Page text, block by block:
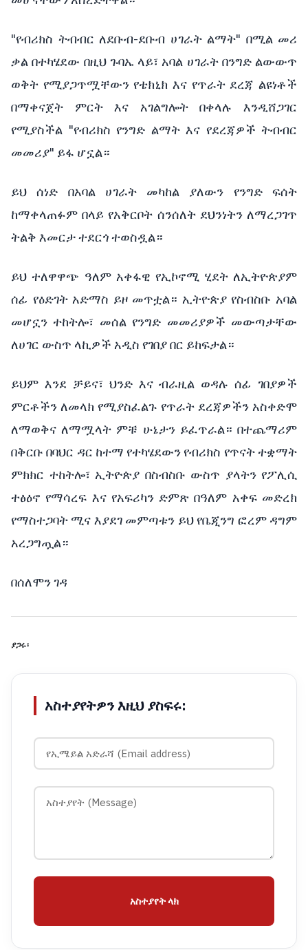
"የብሪክስ ትብብር ለደቡብ-ደቡብ ሀገራት ልማት" በሚል መሪ
ቃል በተካሄደው በዚህ ጉባኤ ላይ፣ አባል ሀገራት በንግድ ልውውጥ
ወቅት የሚያጋጥሟቸውን የቴክኒክ እና የጥራት ደረጃ ልዩነቶች
በማቀናጀት ምርት እና አገልግሎት በቀላሉ እንዲሸጋገር
የሚያስችል "የብሪክስ የንግድ ልማት እና የደረጃዎች ትብብር
መመሪያ" ይፋ ሆኗል።
ይህ ሰነድ በአባል ሀገራት መካከል ያለውን የንግድ ፍሰት
ከማቀላጠፉም በላይ የአቅርቦት ሰንሰለት ደህንነትን ለማረጋገጥ
ትልቅ እመርታ ተደርጎ ተወስዷል።
ይህ ተለዋዋጭ ዓለም አቀፋዊ የኢኮኖሚ ሂደት ለኢትዮጵያም
ሰፊ የዕድገት አድማስ ይዞ መጥቷል። ኢትዮጵያ የስብስቡ አባል
መሆኗን ተከትሎ፣ መሰል የንግድ መመሪያዎች መውጣታቸው
ለሀገር ውስጥ ላኪዎች አዲስ የገበያ በር ይከፍታል።
ይህም እንደ ቻይና፣ ህንድ እና ብራዚል ወዳሉ ሰፊ ገበያዎች
ምርቶችን ለመላክ የሚያስፈልጉ የጥራት ደረጃዎችን አስቀድሞ
ለማወቅና ለማሟላት ምቹ ሁኔታን ይፈጥራል። በተጨማሪም
በቅርቡ በባህር ዳር ከተማ የተካሄደውን የብሪክስ የጥናት ተቋማት
ምክክር ተከትሎ፣ ኢትዮጵያ በስብስቡ ውስጥ ያላትን የፖሊሲ
ተፅዕኖ የማሳረፍ እና የአፍሪካን ድምጽ በዓለም አቀፍ መድረክ
የማስተጋባት ሚና እያደገ መምጣቱን ይህ የቤጂንግ ፎረም ዳግም
አረጋግጧል።
በሰለሞን ገዳ
ያጋሩ፡
አስተያየትዎን እዚህ ያስፍሩ:
አስተያየት ላክ